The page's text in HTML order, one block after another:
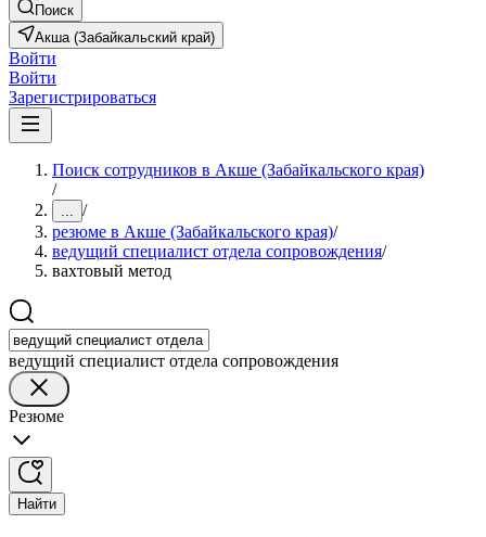
Поиск
Акша (Забайкальский край)
Войти
Войти
Зарегистрироваться
Поиск сотрудников в Акше (Забайкальского края)
/
... /
резюме в Акше (Забайкальского края)/
ведущий специалист отдела сопровождения/
вахтовый метод
ведущий специалист отдела сопровождения
Резюме
Найти